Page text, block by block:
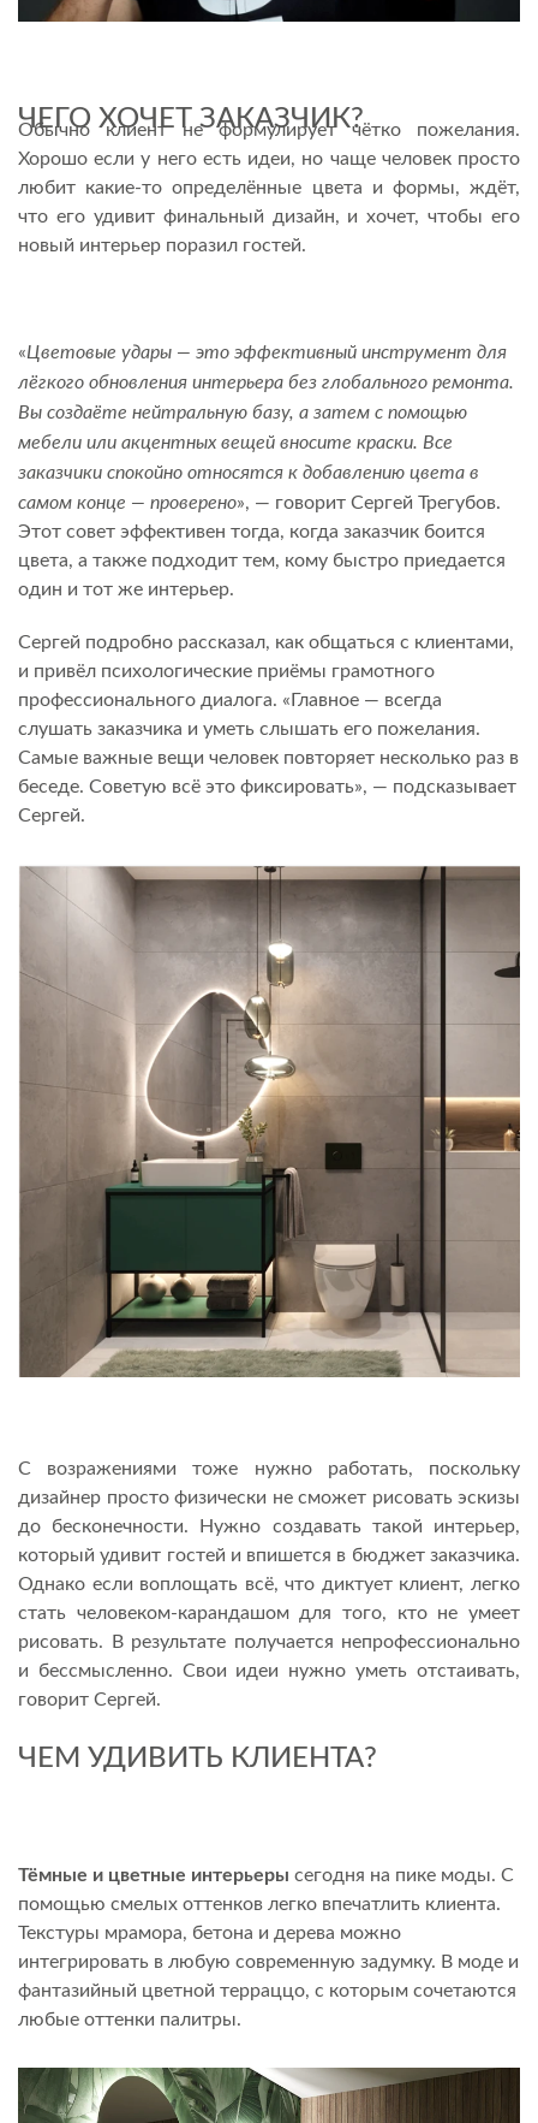
ЧЕГО ХОЧЕТ ЗАКАЗЧИК?
Обычно клиент не формулирует чётко пожелания.
Хорошо если у него есть идеи, но чаще человек просто
любит какие-то определённые цвета и формы, ждёт,
что его удивит финальный дизайн, и хочет, чтобы его
новый интерьер поразил гостей.
«Цветовые удары — это эффективный инструмент для
лёгкого обновления интерьера без глобального ремонта.
Вы создаёте нейтральную базу, а затем с помощью
мебели или акцентных вещей вносите краски. Все
заказчики спокойно относятся к добавлению цвета в
самом конце — проверено», — говорит Сергей Трегубов.
Этот совет эффективен тогда, когда заказчик боится
цвета, а также подходит тем, кому быстро приедается
один и тот же интерьер.
Сергей подробно рассказал, как общаться с клиентами,
и привёл психологические приёмы грамотного
профессионального диалога. «Главное — всегда
слушать заказчика и уметь слышать его пожелания.
Самые важные вещи человек повторяет несколько раз в
беседе. Советую всё это фиксировать», — подсказывает
Сергей.
С возражениями тоже нужно работать, поскольку
дизайнер просто физически не сможет рисовать эскизы
до бесконечности. Нужно создавать такой интерьер,
который удивит гостей и впишется в бюджет заказчика.
Однако если воплощать всё, что диктует клиент, легко
стать человеком-карандашом для того, кто не умеет
рисовать. В результате получается непрофессионально
и бессмысленно. Свои идеи нужно уметь отстаивать,
говорит Сергей.
ЧЕМ УДИВИТЬ КЛИЕНТА?
Тёмные и цветные интерьеры сегодня на пике моды. С
помощью смелых оттенков легко впечатлить клиента.
Текстуры мрамора, бетона и дерева можно
интегрировать в любую современную задумку. В моде и
фантазийный цветной терраццо, с которым сочетаются
любые оттенки палитры.